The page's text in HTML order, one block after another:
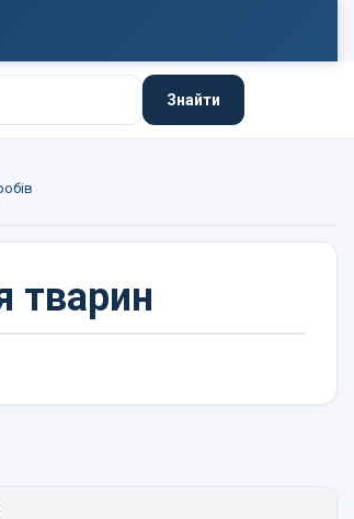
Знайти
тварин